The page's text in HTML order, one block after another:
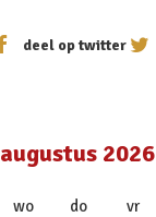
deel op twitter
augustus 2026
wo do vr